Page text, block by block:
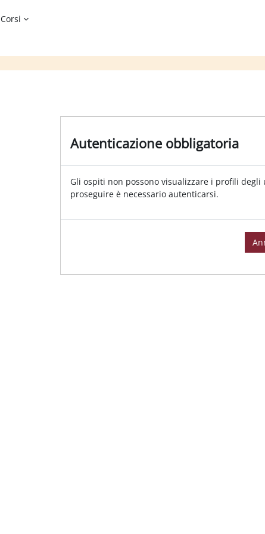
Corsi
Autenticazione obbligatoria
Gli ospiti non possono visualizzare i profili degli
proseguire è necessario autenticarsi.